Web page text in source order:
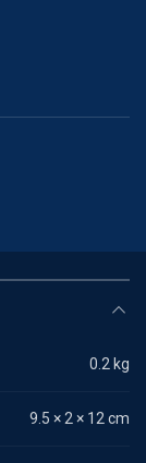
0.2 kg
9.5 × 2 × 12 cm